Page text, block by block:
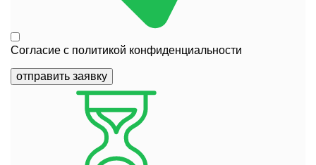
Согласие с политикой конфиденциальности
отправить заявку